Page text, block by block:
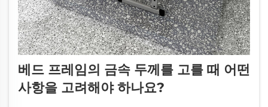
베드 프레임의 금속 두께를 고를 때 어떤
사항을 고려해야 하나요?